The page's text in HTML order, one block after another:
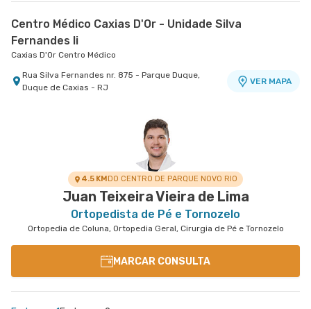
Centro Médico Caxias D'Or - Unidade Silva
Fernandes Ii
Caxias D'Or Centro Médico
Rua Silva Fernandes nr. 875 - Parque Duque,
Duque de Caxias - RJ
VER MAPA
4.5 KMDO CENTRO DE PARQUE NOVO RIO
Juan Teixeira Vieira de Lima
Ortopedista de Pé e Tornozelo
Ortopedia de Coluna, Ortopedia Geral, Cirurgia de Pé e Tornozelo
MARCAR CONSULTA